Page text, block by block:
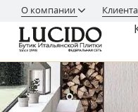
О компании